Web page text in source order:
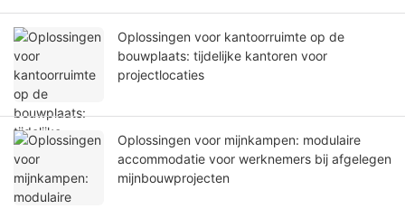
Oplossingen voor kantoorruimte op de
bouwplaats: tijdelijke kantoren voor
projectlocaties
Oplossingen voor mijnkampen: modulaire
accommodatie voor werknemers bij afgelegen
mijnbouwprojecten